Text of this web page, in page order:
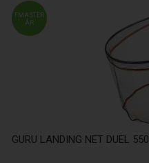
FMASTER
ÁR
GURU LANDING NET DUEL 550